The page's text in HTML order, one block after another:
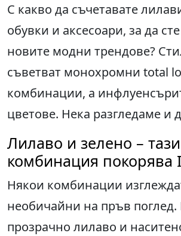
С какво да съчетавате
обувки и аксесоари, за да
новите модни трендове?
съветват монохромни total
комбинации, а
цветове. Нека разгледаме и
Лилаво и зелено – тази
комбинация покорява
Някои комбинации
необичайни на пръв
прозрачно лилаво и